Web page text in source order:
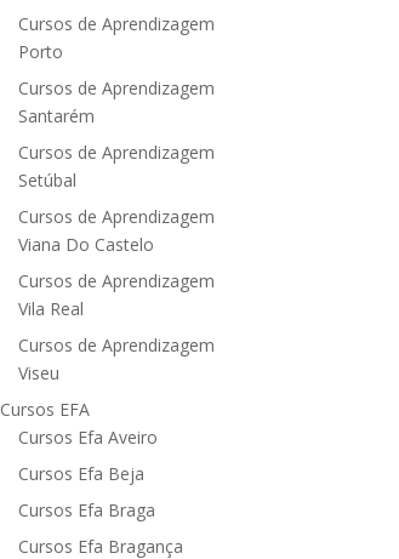
Cursos de Aprendizagem
Porto
Cursos de Aprendizagem
Santarém
Cursos de Aprendizagem
Setúbal
Cursos de Aprendizagem
Viana Do Castelo
Cursos de Aprendizagem
Vila Real
Cursos de Aprendizagem
Viseu
Cursos EFA
Cursos Efa Aveiro
Cursos Efa Beja
Cursos Efa Braga
Cursos Efa Bragança